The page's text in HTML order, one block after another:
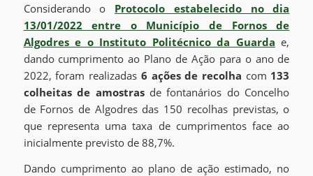
Considerando o Protocolo estabelecido no dia
13/01/2022 entre o Município de Fornos de
Algodres e o Instituto Politécnico da Guarda e,
dando cumprimento ao Plano de Ação para o ano de
2022, foram realizadas 6 ações de recolha com 133
colheitas de amostrasde fontanários do Concelho
de Fornos de Algodres das 150 recolhas previstas, o
que representa uma taxa de cumprimentos face ao
inicialmente previsto de 88,7%.
Dando cumprimento ao plano de ação estimado, no